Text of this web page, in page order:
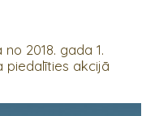
2018. gada 1.
piedalīties akcijā